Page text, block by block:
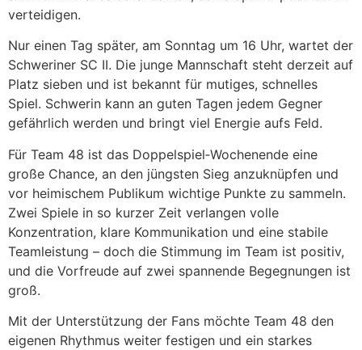
verteidigen.
Nur einen Tag später, am Sonntag um 16 Uhr, wartet der
Schweriner SC II. Die junge Mannschaft steht derzeit auf
Platz sieben und ist bekannt für mutiges, schnelles
Spiel. Schwerin kann an guten Tagen jedem Gegner
gefährlich werden und bringt viel Energie aufs Feld.
Für Team 48 ist das Doppelspiel‑Wochenende eine
große Chance, an den jüngsten Sieg anzuknüpfen und
vor heimischem Publikum wichtige Punkte zu sammeln.
Zwei Spiele in so kurzer Zeit verlangen volle
Konzentration, klare Kommunikation und eine stabile
Teamleistung – doch die Stimmung im Team ist positiv,
und die Vorfreude auf zwei spannende Begegnungen ist
groß.
Mit der Unterstützung der Fans möchte Team 48 den
eigenen Rhythmus weiter festigen und ein starkes